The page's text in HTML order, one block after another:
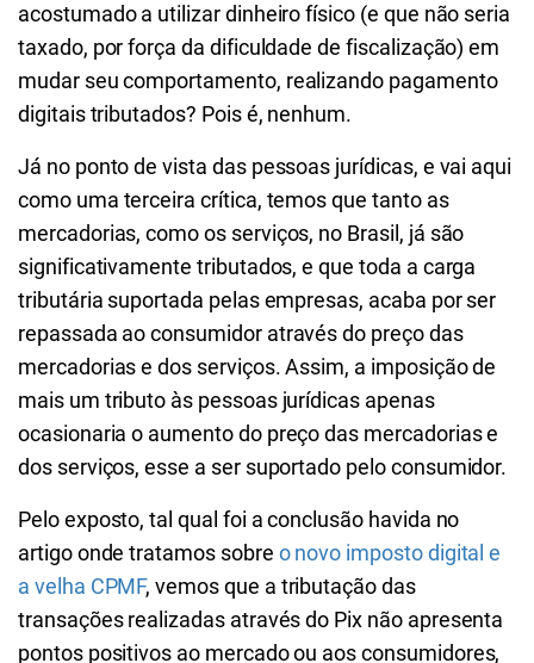
acostumado a utilizar dinheiro físico (e que não seria
taxado, por força da dificuldade de fiscalização) em
mudar seu comportamento, realizando pagamento
digitais tributados? Pois é, nenhum.
Já no ponto de vista das pessoas jurídicas, e vai aqui
como uma terceira crítica, temos que tanto as
mercadorias, como os serviços, no Brasil, já são
significativamente tributados, e que toda a carga
tributária suportada pelas empresas, acaba por ser
repassada ao consumidor através do preço das
mercadorias e dos serviços. Assim, a imposição de
mais um tributo às pessoas jurídicas apenas
ocasionaria o aumento do preço das mercadorias e
dos serviços, esse a ser suportado pelo consumidor.
Pelo exposto, tal qual foi a conclusão havida no
artigo onde tratamos sobre o novo imposto digital e
a velha CPMF, vemos que a tributação das
transações realizadas através do Pix não apresenta
pontos positivos ao mercado ou aos consumidores,